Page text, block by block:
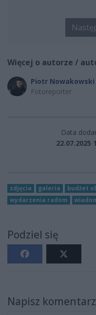
Więcej o autorze /
Piotr Nowakowski
Fotoreporter
Data
22.07.2025
zdjęcia galeria budżet
wydarzenia radom
Podziel się
Napisz komentarz